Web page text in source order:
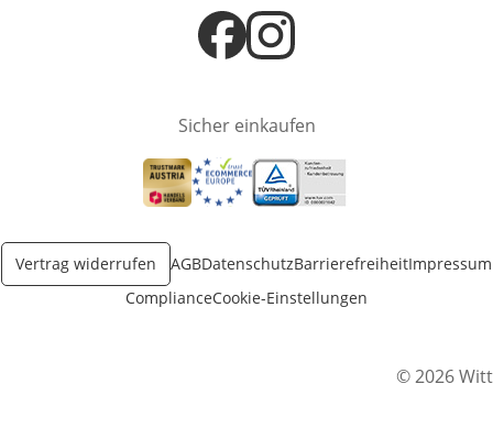
Öffnet in neuem Fenster
Öffnet in neuem Fenster
Sicher einkaufen
Öffnet in neuem Fenster
Öffnet in neuem Fenster
Öffnet in neuem Fenster
Vertrag widerrufen AGBDatenschutzBarrierefreiheitImpressum
ComplianceCookie-Einstellungen
© 2026 Witt